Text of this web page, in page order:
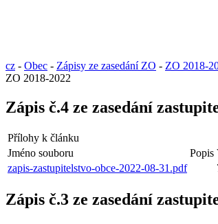
cz - Obec - Zápisy ze zasedání ZO - ZO 2018-
ZO 2018-2022
Zápis č.4 ze zasedání
Přílohy k článku
Jméno souboru
Popis
zapis-zastupitelstvo-obce-2022-08-31.pdf
Zápis č.3 ze zasedání